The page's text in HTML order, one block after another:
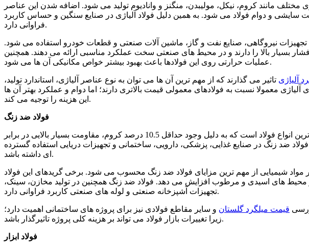
مختلف مانند کروم، نیکل، مولیبدن، منگنز و وانادیوم تولید می شود. اضافه شدن این عناصر
سایشی و دوام فولاد می شود. به همین دلیل فولاد آلیاژی در صنایع سنگین و حساس کاربرد
فراوانی دارد.
نیروگاهی، صنایع نفت و گاز، ماشین آلات صنعتی و قطعات خودرو استفاده می شود.
بسیار بالا را دارند و در محیط های صنعتی سخت عملکرد مناسبی ارائه می دهند. همچنین
عملیات حرارتی روی این فولادها باعث بهبود بیشتر خواص مکانیکی آن ها می شود.
آلیاژی تاثیر می گذارند که از مهم ترین آن ها می توان به نوع عناصر آلیاژی، استاندارد تولید،
آلیاژی معمولا نسبت به فولادهای معمولی قیمت بالاتری دارند؛ اما دوام و عملکرد بهتر آن ها
این هزینه را توجیه می کند.
فولاد ضد زنگ
فولاد ضد زنگ یا استنلس استیل یکی از پرکاربردترین انواع فولاد است که به دلیل وجود حداقل 10.5 درصد کروم، مقاومت بسیار بالایی در برابر
ضد زنگ در صنایع غذایی، پزشکی، دارویی، ساختمانی و تجهیزات دریایی استفاده گسترده
ای داشته باشد.
شیمیایی از مهم ترین مزایای فولاد ضد زنگ محسوب می شود. برخی گریدهای این فولاد
محیط های اسیدی و مرطوب افزایش می دهد. فولاد ضد زنگ همچنین در تولید مخازن، سینک،
تجهیزات آشپزخانه صنعتی و لوله های صنعتی کاربرد فراوانی دارد.
قیمت میلگرد گلستان و سایر مقاطع فولادی نیز برای پروژه های ساختمانی اهمیت دارد؛
زیرا تغییرات بازار فولاد می تواند بر هزینه کلی پروژه تاثیرگذار باشد.
فولاد ابزار